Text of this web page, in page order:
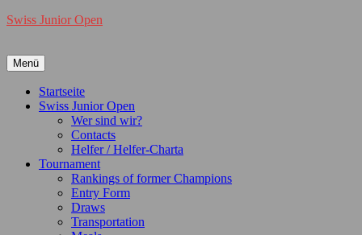
Swiss Junior Open
Menü
Primäres
Menü
Startseite
Swiss Junior Open
Wer sind wir?
Contacts
Helfer / Helfer-Charta
Tournament
Rankings of former Champions
Entry Form
Draws
Transportation